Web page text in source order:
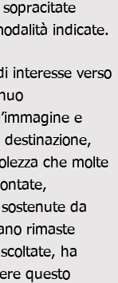
indicate.
interesse verso
e
destinazione,
che molte
da
rimaste
ha
questo